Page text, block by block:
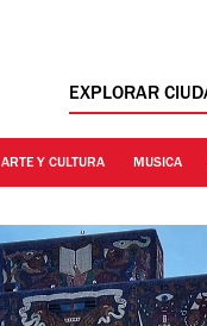
EXPLORAR
ARTE Y CULTURA MUSICA